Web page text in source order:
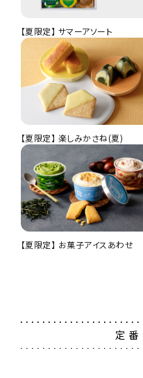
【夏限定】 サマーアソート
【夏限定】 楽しみかさね(夏)
【夏限定】 お菓子アイスあわせ
定